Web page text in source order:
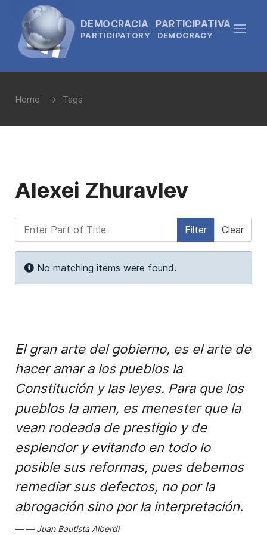
DEMOCRACIA PARTICIPATIVA
PARTICIPATORY DEMOCRACY
Home Tags
Alexei Zhuravlev
Enter Part of Title Filter Clear
Info
No matching items were found.
El gran arte del gobierno, es el arte de
hacer amar a los pueblos la
Constitución y las leyes. Para que los
pueblos la amen, es menester que la
vean rodeada de prestigio y de
esplendor y evitando en todo lo
posible sus reformas, pues debemos
remediar sus defectos, no por la
abrogación sino por la interpretación.
Juan Bautista Alberdi